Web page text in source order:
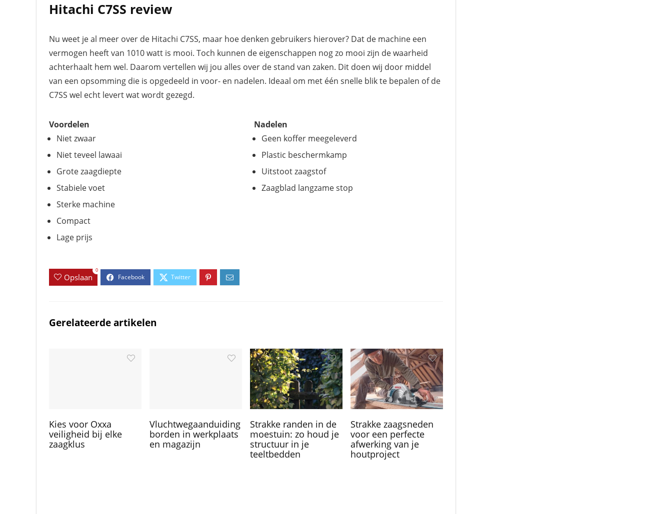
Hitachi C7SS review
Nu weet je al meer over de Hitachi C7SS, maar hoe denken gebruikers hierover? Dat de machine een
vermogen heeft van 1010 watt is mooi. Toch kunnen de eigenschappen nog zo mooi zijn de waarheid
achterhaalt hem wel. Daarom vertellen wij jou alles over de stand van zaken. Dit doen wij door middel
van een opsomming die is opgedeeld in voor- en nadelen. Ideaal om met één snelle blik te bepalen of de
C7SS wel echt levert wat wordt gezegd.
Voordelen
Niet zwaar
Niet teveel lawaai
Grote zaagdiepte
Stabiele voet
Sterke machine
Compact
Lage prijs
Nadelen
Geen koffer meegeleverd
Plastic beschermkamp
Uitstoot zaagstof
Zaagblad langzame stop
Opslaan
0
Gerelateerde artikelen
Kies voor Oxxa
veiligheid bij elke
zaagklus
Vluchtwegaanduiding
borden in werkplaats
en magazijn
Strakke randen in de
moestuin: zo houd je
structuur in je
teeltbedden
Strakke zaagsneden
voor een perfecte
afwerking van je
houtproject